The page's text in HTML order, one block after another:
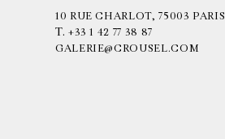
10 RUE CHARLOT, 75003 PARIS
T. +33 1 42 77 38 87
GALERIE@CROUSEL.COM